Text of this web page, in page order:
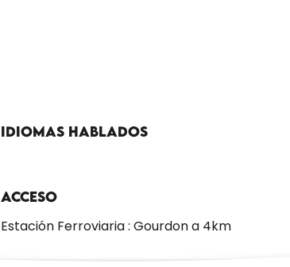
Idiomas hablados
Idiomas hablados
Acceso
Acceso
Estación Ferroviaria : Gourdon a 4km